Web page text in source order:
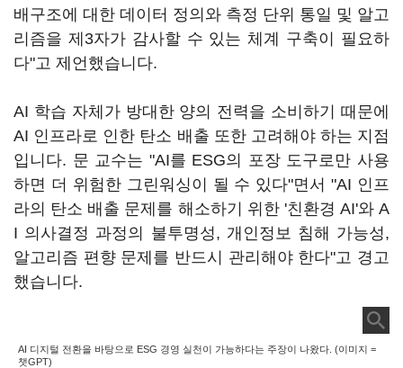
배구조에 대한 데이터 정의와 측정 단위 통일 및 알고
리즘을 제3자가 감사할 수 있는 체계 구축이 필요하
다"고 제언했습니다.
AI 학습 자체가 방대한 양의 전력을 소비하기 때문에
AI 인프라로 인한 탄소 배출 또한 고려해야 하는 지점
입니다. 문 교수는 "AI를 ESG의 포장 도구로만 사용
하면 더 위험한 그린워싱이 될 수 있다"면서 "AI 인프
라의 탄소 배출 문제를 해소하기 위한 '친환경 AI'와 A
I 의사결정 과정의 불투명성, 개인정보 침해 가능성,
알고리즘 편향 문제를 반드시 관리해야 한다"고 경고
했습니다.
AI 디지털 전환을 바탕으로 ESG 경영 실천이 가능하다는 주장이 나왔다. (이미지 =
챗GPT)